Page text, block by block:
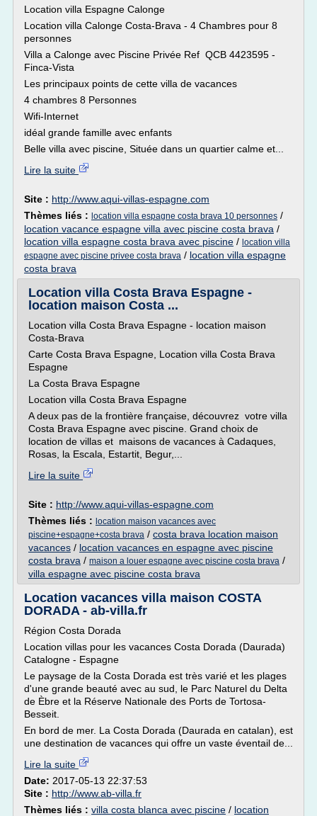
Location villa Espagne Calonge
Location villa Calonge Costa-Brava - 4 Chambres pour 8
personnes
Villa a Calonge avec Piscine Privée Ref QCB 4423595 -
Finca-Vista
Les principaux points de cette villa de vacances
4 chambres 8 Personnes
Wifi-Internet
idéal grande famille avec enfants
Belle villa avec piscine, Située dans un quartier calme et...
Lire la suite
Site : http://www.aqui-villas-espagne.com
Thèmes liés : location villa espagne costa brava 10 personnes /
location vacance espagne villa avec piscine costa brava /
location villa espagne costa brava avec piscine / location villa
espagne avec piscine privee costa brava / location villa espagne
costa brava
Location villa Costa Brava Espagne -
location maison Costa ...
Location villa Costa Brava Espagne - location maison
Costa-Brava
Carte Costa Brava Espagne, Location villa Costa Brava
Espagne
La Costa Brava Espagne
Location villa Costa Brava Espagne
A deux pas de la frontière française, découvrez votre villa
Costa Brava Espagne avec piscine. Grand choix de
location de villas et maisons de vacances à Cadaques,
Rosas, la Escala, Estartit, Begur,...
Lire la suite
Site : http://www.aqui-villas-espagne.com
Thèmes liés : location maison vacances avec
piscine+espagne+costa brava / costa brava location maison
vacances / location vacances en espagne avec piscine
costa brava / maison a louer espagne avec piscine costa brava /
villa espagne avec piscine costa brava
Location vacances villa maison COSTA
DORADA - ab-villa.fr
Région Costa Dorada
Location villas pour les vacances Costa Dorada (Daurada)
Catalogne - Espagne
Le paysage de la Costa Dorada est très varié et les plages
d'une grande beauté avec au sud, le Parc Naturel du Delta
de Èbre et la Réserve Nationale des Ports de Tortosa-
Besseit.
En bord de mer. La Costa Dorada (Daurada en catalan), est
une destination de vacances qui offre un vaste éventail de...
Lire la suite
Date: 2017-05-13 22:37:53
Site : http://www.ab-villa.fr
Thèmes liés : villa costa blanca avec piscine / location